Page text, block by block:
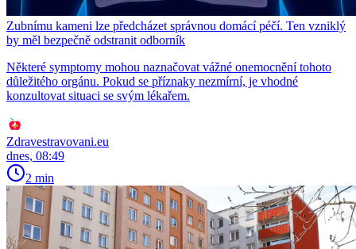
Zubnímu kameni lze předcházet správnou domácí péčí. Ten vzniklý
by měl bezpečně odstranit odborník
Některé symptomy mohou naznačovat vážné onemocnění tohoto
důležitého orgánu. Pokud se příznaky nezmírní, je vhodné
konzultovat situaci se svým lékařem.
Zdravestravovani.eu
dnes, 08:49
2 min